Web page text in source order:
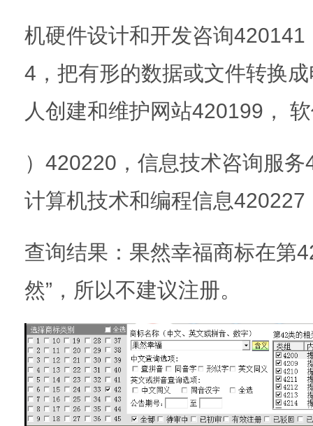
机硬件设计和开发咨询
4，把有形的数据或文件转换
人创建和维护网站420199，
）420220，信息技术咨询服
计算机技术和编程信息
查询结果：果然幸福商标在第
然”，所以不建议注册。